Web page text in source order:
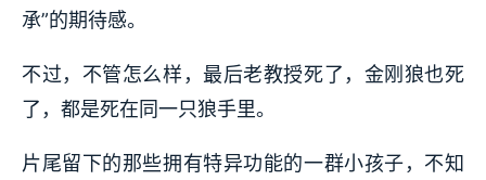
承”的期待感。
不过，不管怎么样，最后老教授死了，金刚狼也死
了，都是死在同一只狼手里。
片尾留下的那些拥有特异功能的一群小孩子，不知